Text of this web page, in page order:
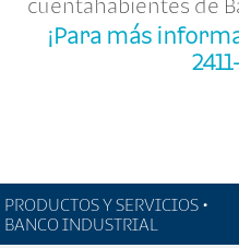
cuentahabientes de
¡Para más
PRODUCTOS Y SERVICIOS •
BANCO INDUSTRIAL